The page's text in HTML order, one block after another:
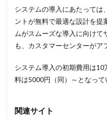
システムの導入にあたっては
ントが無料で最適な設計を提
ムがスムーズな導入に向けて
も、カスタマーセンターがア
システム導入の初期費用は
料は5000円（同）～となって
関連サイト